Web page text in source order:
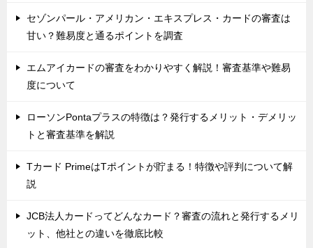
セゾンパール・アメリカン・エキスプレス・カードの審査は
甘い？難易度と通るポイントを調査
エムアイカードの審査をわかりやすく解説！審査基準や難易
度について
ローソンPontaプラスの特徴は？発行するメリット・デメリッ
トと審査基準を解説
Tカード PrimeはTポイントが貯まる！特徴や評判について解
説
JCB法人カードってどんなカード？審査の流れと発行するメリ
ット、他社との違いを徹底比較